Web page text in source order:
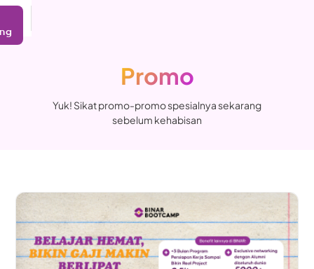
Promo
Yuk! Sikat promo-promo spesialnya sekarang
sebelum kehabisan